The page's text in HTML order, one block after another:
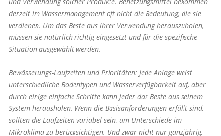
derzeit im Wassermanagement oft nicht die Bedeutung, die sie
verdienen. Um das Beste aus ihrer Verwendung herauszuholen,
müssen sie natürlich richtig eingesetzt und für die spezifische
Situation ausgewählt werden.
Bewässerungs-Laufzeiten und Prioritäten: Jede Anlage weist
unterschiedliche Bodentypen und Wasserverfügbarkeit auf, aber
durch einige einfache Schritte kann jeder das Beste aus seinem
System herausholen. Wenn die Basisanforderungen erfüllt sind,
sollten die Laufzeiten variabel sein, um Unterschiede im
Mikroklima zu berücksichtigen. Und zwar nicht nur ganzjährig,